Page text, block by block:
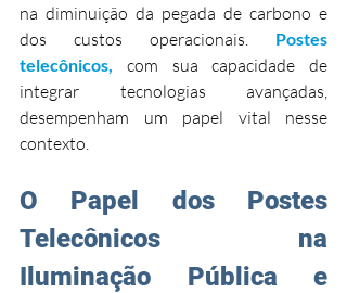
na diminuição da pegada de carbono e
dos custos operacionais. Postes
telecônicos, com sua capacidade de
integrar tecnologias avançadas,
desempenham um papel vital nesse
contexto.
O Papel dos Postes
Telecônicos na
Iluminação Pública e